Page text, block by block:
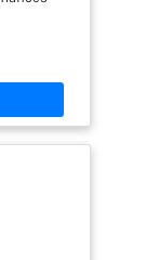
de 0 à
: 50 mm ;
mm
de
haute
de
: Conçue
est dotée